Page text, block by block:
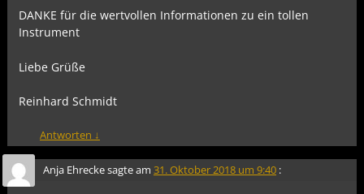
DANKE für die wertvollen Informationen zu ein tollen
Instrument
Liebe Grüße
Reinhard Schmidt
Antworten ↓
Anja Ehreckesagte am 31. Oktober 2018 um 9:40 :